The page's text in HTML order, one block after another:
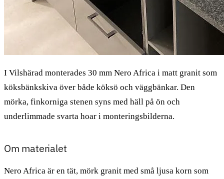
I Vilshärad monterades 30 mm Nero Africa i matt granit som
köksbänkskiva över både köksö och väggbänkar. Den
mörka, finkorniga stenen syns med häll på ön och
underlimmade svarta hoar i monteringsbilderna.
Om materialet
Nero Africa är en tät, mörk granit med små ljusa korn som